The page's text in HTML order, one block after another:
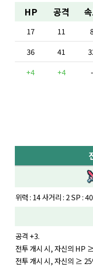
HP 공격
17 11
36
41
+4
+4 -
위력 : 14 사거리 : 2 SP :
공격 +3.
전투 개시 시, 자신의 HP
전투 개시 시, 자신의 ≥